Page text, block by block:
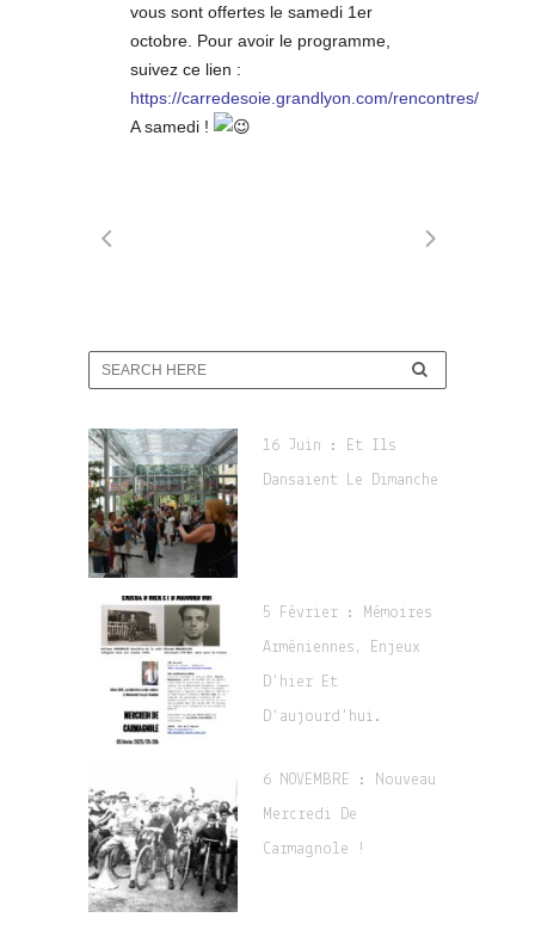
vous sont offertes le samedi 1er
octobre. Pour avoir le programme,
suivez ce lien :
https://carredesoie.grandlyon.com/rencontres/
A samedi !
16 Juin : Et Ils
Dansaient Le Dimanche
5 Février : Mémoires
Arméniennes, Enjeux
D’hier Et
D’aujourd’hui.
6 NOVEMBRE : Nouveau
Mercredi De
Carmagnole !